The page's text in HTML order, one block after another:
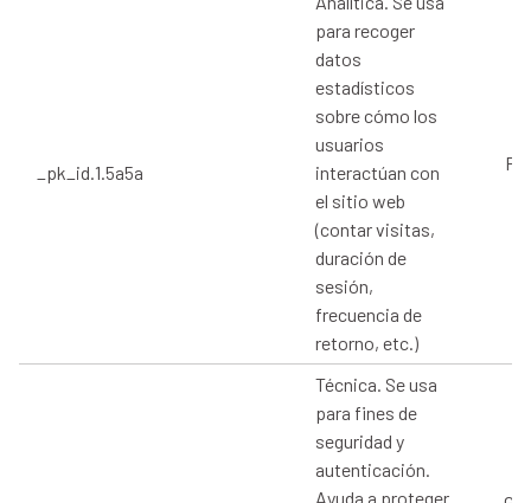
_pk_id.1.5a5a
para recoger
datos
estadísticos
sobre cómo los
usuarios
interactúan con
el sitio web
(contar visitas,
duración de
sesión,
frecuencia de
retorno, etc.)
Técnica. Se usa
para fines de
seguridad y
autenticación.
Ayuda a proteger